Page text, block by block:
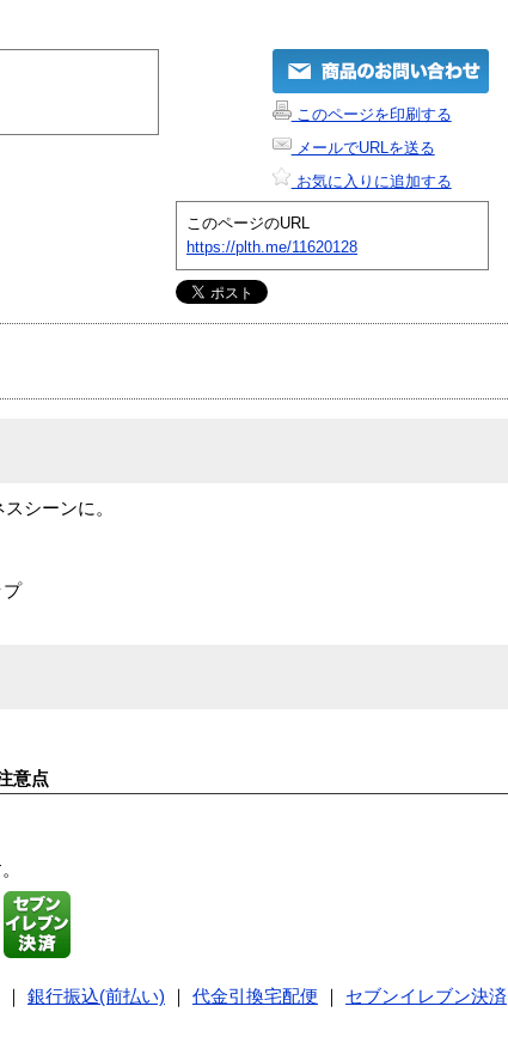
このページを印刷する
メールでURLを送る
お気に入りに追加する
このページのURL
https://plth.me/11620128
シーンに。
プ
意点
銀行振込(前払い) 代金引換宅配便
セブンイレブン決済